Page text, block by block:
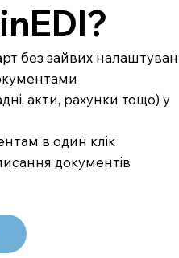
без зайвих
акти, рахунки тощо) у
в один клік
документів